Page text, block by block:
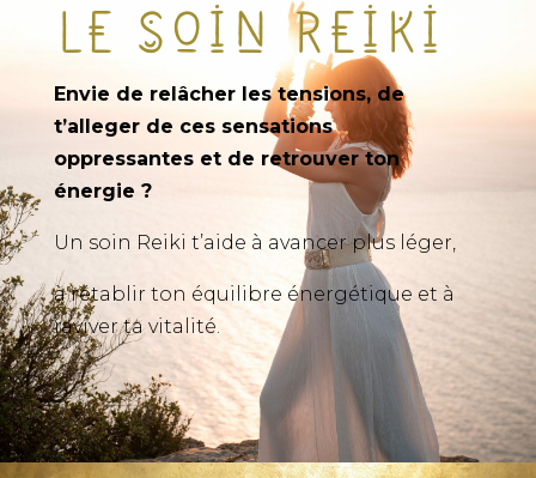
Le soin Reiki
Envie de relâcher les tensions, de
t’alleger de ces sensations
oppressantes et de retrouver ton
énergie ?
Un soin Reiki t’aide à avancer plus léger,
à rétablir ton équilibre énergétique et à
raviver ta vitalité.